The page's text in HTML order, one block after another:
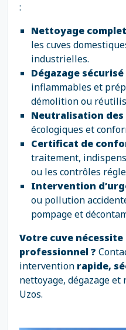
:
Nettoyage complet
les cuves
industrielles.
Dégazage sécurisé
inflammables et
démolition ou
Neutralisation des
écologiques et
Certificat de
traitement,
ou les contrôles
Intervention
ou pollution
pompage et
Votre cuve
professionnel ?
intervention rapide,
nettoyage, dégazage
Uzos.